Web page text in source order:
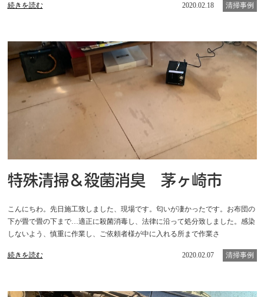
続きを読む 2020.02.18 清掃事例
特殊清掃＆殺菌消臭 茅ヶ崎市
こんにちわ。先日施工致しました、現場です。匂いが凄かったです。お布団の
下が畳で畳の下まで…適正に殺菌消毒し、法律に沿って処分致しました。感染
しないよう、慎重に作業し、ご依頼者様が中に入れる所まで作業さ
続きを読む 2020.02.07 清掃事例